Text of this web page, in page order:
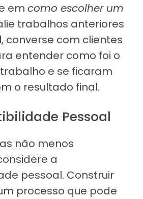
em como escolher um
trabalhos anteriores
converse com clientes
entender como foi o
e se ficaram
o resultado final.
Pessoal
não menos
a
pessoal. Construir
processo que pode